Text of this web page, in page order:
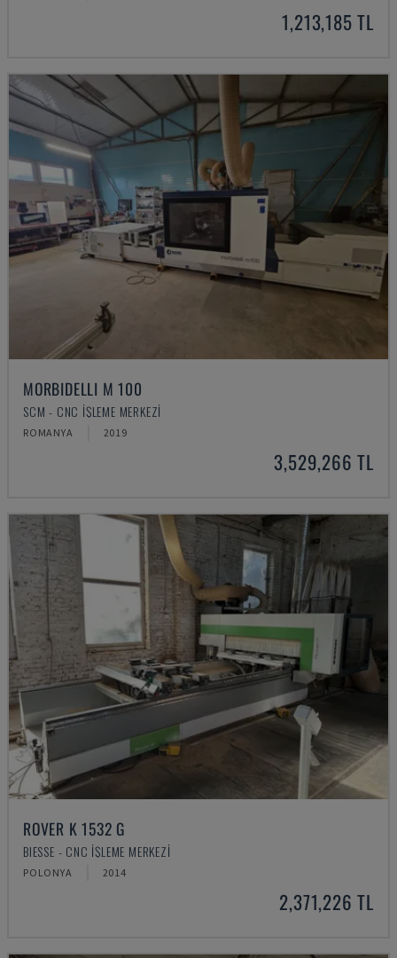
1,213,185 TL
MORBIDELLI M 100
SCM - CNC İŞLEME MERKEZI
ROMANYA 2019
3,529,266 TL
ROVER K 1532 G
BIESSE - CNC İŞLEME MERKEZI
POLONYA 2014
2,371,226 TL